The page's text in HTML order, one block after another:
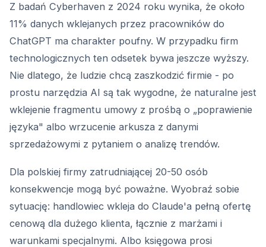
Z badań Cyberhaven z 2024 roku wynika, że około
11% danych wklejanych przez pracowników do
ChatGPT ma charakter poufny. W przypadku firm
technologicznych ten odsetek bywa jeszcze wyższy.
Nie dlatego, że ludzie chcą zaszkodzić firmie - po
prostu narzędzia AI są tak wygodne, że naturalne jest
wklejenie fragmentu umowy z prośbą o „poprawienie
języka" albo wrzucenie arkusza z danymi
sprzedażowymi z pytaniem o analizę trendów.
Dla polskiej firmy zatrudniającej 20-50 osób
konsekwencje mogą być poważne. Wyobraź sobie
sytuację: handlowiec wkleja do Claude'a pełną ofertę
cenową dla dużego klienta, łącznie z marżami i
warunkami specjalnymi. Albo księgowa prosi